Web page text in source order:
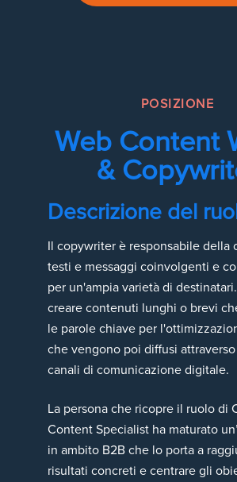
POSIZIONE
Web Content
&
Descrizione del
Il copywriter è responsabile della
testi e messaggi coinvolgenti e
per un'ampia varietà di
creare contenuti lunghi o brevi
le parole chiave per
che vengono poi diffusi
canali di comunicazione digitale.
La persona che ricopre il ruolo di
Content Specialist ha maturato
in ambito B2B che lo porta a
risultati concreti e centrare gli